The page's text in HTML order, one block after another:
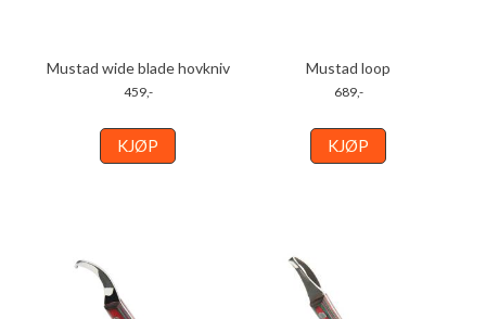
Mustad wide blade hovkniv
459,-
KJØP
Mustad loop
689,-
KJØP